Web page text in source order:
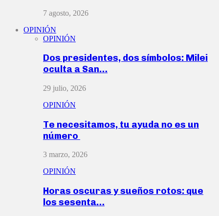
7 agosto, 2026
OPINIÓN
OPINIÓN
Dos presidentes, dos símbolos: Milei
oculta a San…
29 julio, 2026
OPINIÓN
Te necesitamos, tu ayuda no es un
número
3 marzo, 2026
OPINIÓN
Horas oscuras y sueños rotos: que
los sesenta…